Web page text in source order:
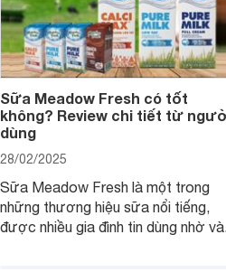
Sữa Meadow Fresh có tốt
không? Review chi tiết từ
dùng
28/02/2025
Sữa Meadow Fresh là một trong
những thương hiệu sữa nổi tiếng,
được nhiều gia đình tin dùng nhờ